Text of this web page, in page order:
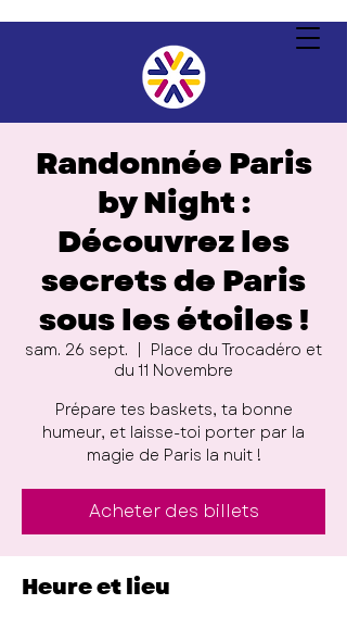
Randonnée Paris
by Night :
Découvrez les
secrets de Paris
sous les étoiles !
sam. 26 sept.
Place du Trocadéro et
du 11 Novembre
Prépare tes baskets, ta bonne
humeur, et laisse-toi porter par la
magie de Paris la nuit !
Acheter des billets
Heure et lieu